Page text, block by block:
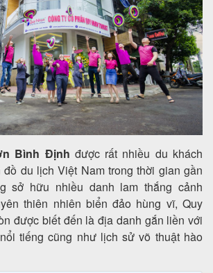
Bình Định được rất nhiều du khách
đồ du lịch Việt Nam trong thời gian gần
sở hữu nhiều danh lam thắng cảnh
thiên nhiên biển đảo hùng vĩ, Quy
được biết đến là địa danh gắn liền với
tiếng cũng như lịch sử võ thuật hào